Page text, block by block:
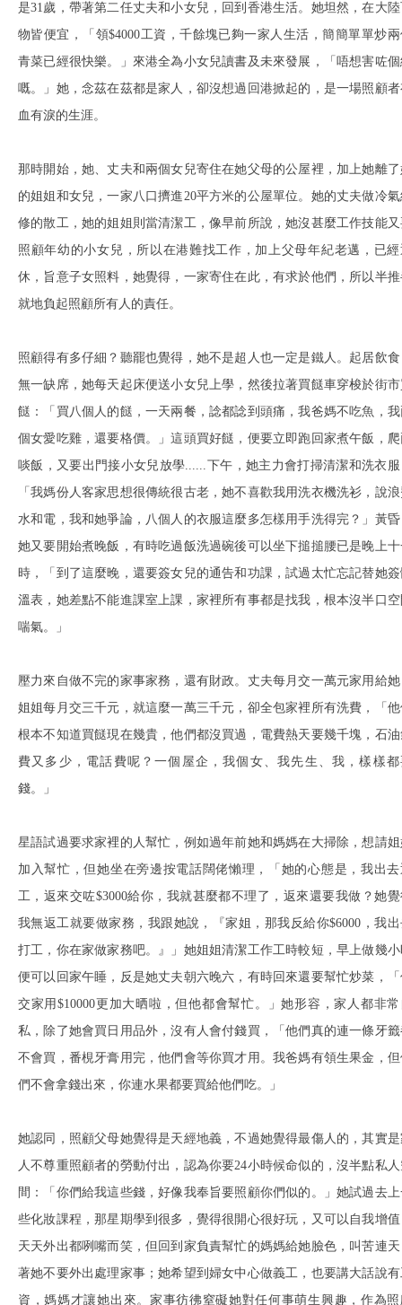
是31歲，帶著第二任丈夫和小女兒，回到香港生活。她坦然，在大
物皆便宜，「領$4000工資，千餘塊已夠一家人生活，簡簡單單炒
青菜已經很快樂。」來港全為小女兒讀書及未來發展，「唔想害咗
嘅。」她，念茲在茲都是家人，卻沒想過回港掀起的，是一場照顧
血有淚的生涯。
那時開始，她、丈夫和兩個女兒寄住在她父母的公屋裡，加上她離
的姐姐和女兒，一家八口擠進20平方米的公屋單位。她的丈夫做冷
修的散工，她的姐姐則當清潔工，像早前所說，她沒甚麼工作技能
照顧年幼的小女兒，所以在港難找工作，加上父母年紀老邁，已經
休，旨意子女照料，她覺得，一家寄住在此，有求於他們，所以半
就地負起照顧所有人的責任。
照顧得有多仔細？聽罷也覺得，她不是超人也一定是鐵人。起居飲
無一缺席，她每天起床便送小女兒上學，然後拉著買餸車穿梭於街
餸：「買八個人的餸，一天兩餐，諗都諗到頭痛，我爸媽不吃魚，
個女愛吃雞，還要格價。」這頭買好餸，便要立即跑回家煮午飯，
啖飯，又要出門接小女兒放學......下午，她主力會打掃清潔和洗衣
「我媽份人客家思想很傳統很古老，她不喜歡我用洗衣機洗衫，說
水和電，我和她爭論，八個人的衣服這麼多怎樣用手洗得完？」黃
她又要開始煮晚飯，有時吃過飯洗過碗後可以坐下搥搥腰已是晚上
時，「到了這麼晚，還要簽女兒的通告和功課，試過太忙忘記替她
溫表，她差點不能進課室上課，家裡所有事都是找我，根本沒半口
喘氣。」
壓力來自做不完的家事家務，還有財政。丈夫每月交一萬元家用給
姐姐每月交三千元，就這麼一萬三千元，卻全包家裡所有洗費，「
根本不知道買餸現在幾貴，他們都沒買過，電費熱天要幾千塊，石
費又多少，電話費呢？一個屋企，我個女、我先生、我，樣樣都
錢。」
星語試過要求家裡的人幫忙，例如過年前她和媽媽在大掃除，想請
加入幫忙，但她坐在旁邊按電話闊佬懶理，「她的心態是，我出去
工，返來交咗$3000給你，我就甚麼都不理了，返來還要我做？她
我無返工就要做家務，我跟她說，『家姐，那我反給你$6000，我
打工，你在家做家務吧。』」她姐姐清潔工作工時較短，早上做幾
便可以回家午睡，反是她丈夫朝六晚六，有時回來還要幫忙炒菜，
交家用$10000更加大晒啦，但他都會幫忙。」她形容，家人都非常
私，除了她會買日用品外，沒有人會付錢買，「他們真的連一條牙
不會買，番梘牙膏用完，他們會等你買才用。我爸媽有領生果金，
們不會拿錢出來，你連水果都要買給他們吃。」
她認同，照顧父母她覺得是天經地義，不過她覺得最傷人的，其實
人不尊重照顧者的勞動付出，認為你要24小時候命似的，沒半點私
間：「你們給我這些錢，好像我奉旨要照顧你們似的。」她試過去
些化妝課程，那星期學到很多，覺得很開心很好玩，又可以自我增
天天外出都咧嘴而笑，但回到家負責幫忙的媽媽給她臉色，叫苦連
著她不要外出處理家事；她希望到婦女中心做義工，也要講大話說
資，媽媽才讓她出來。家事彷彿窒礙她對任何事萌生興趣，作為照